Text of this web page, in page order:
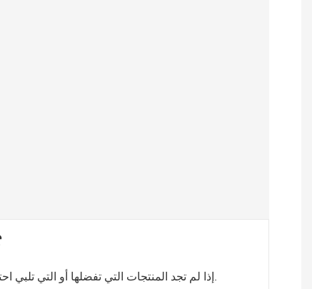
إذا لم تجد المنتجات التي تفضلها أو التي تلبي احتياجاتك بدقة، يمكننا تصميم منتجات مشابهة حسب مواصفاتك أو رسوماتك أو عيناتك أو أفكارك. سنعمل على ذلك من أجلك.